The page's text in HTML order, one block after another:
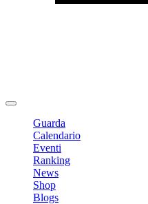
Guarda
Calendario
Eventi
Ranking
News
Shop
Blogs